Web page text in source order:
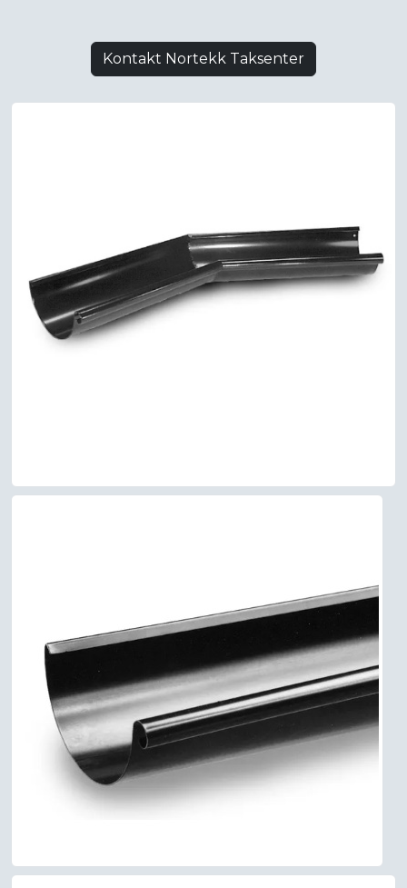
Kontakt Nortekk Taksenter